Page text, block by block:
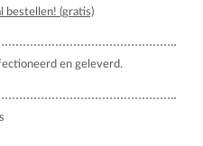
bestellen! (gratis)
en geleverd.